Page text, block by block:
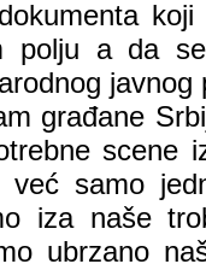
polju a da
javnog
građane
scene
već samo
iza naše
ubrzano